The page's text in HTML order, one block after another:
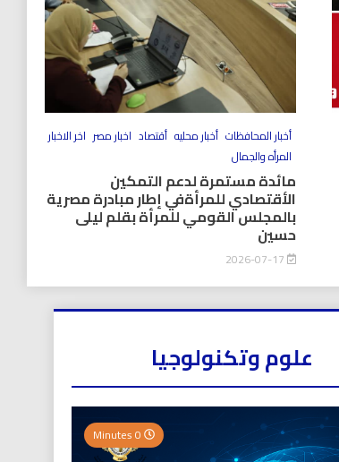
أخبار المحافظات أخبار محليه أقتصاد اخبار مصر اخر الاخبار
المرأه والجمال
مائدة مستمرة لدعم التمكين
الأقتصادي للمرأةفي إطار مبادرة مصرية
بالمجلس القومي للمرأة بقلم ليلى
حسين
علوم وتكنولوجيا
0 Minutes